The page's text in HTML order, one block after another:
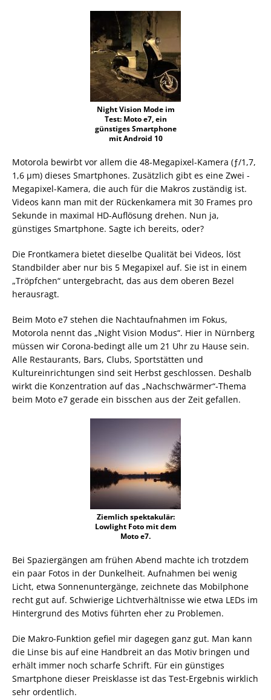
Night Vision Mode im
Test: Moto e7, ein
günstiges Smartphone
mit Android 10
Motorola bewirbt vor allem die 48-Megapixel-Kamera (ƒ/1,7,
1,6 µm) dieses Smartphones. Zusätzlich gibt es eine Zwei -
Megapixel-Kamera, die auch für die Makros zuständig ist.
Videos kann man mit der Rückenkamera mit 30 Frames pro
Sekunde in maximal HD-Auflösung drehen. Nun ja,
günstiges Smartphone. Sagte ich bereits, oder?
Die Frontkamera bietet dieselbe Qualität bei Videos, löst
Standbilder aber nur bis 5 Megapixel auf. Sie ist in einem
„Tröpfchen“ untergebracht, das aus dem oberen Bezel
herausragt.
Beim Moto e7 stehen die Nachtaufnahmen im Fokus,
Motorola nennt das „Night Vision Modus“. Hier in Nürnberg
müssen wir Corona-bedingt alle um 21 Uhr zu Hause sein.
Alle Restaurants, Bars, Clubs, Sportstätten und
Kultureinrichtungen sind seit Herbst geschlossen. Deshalb
wirkt die Konzentration auf das „Nachschwärmer“-Thema
beim Moto e7 gerade ein bisschen aus der Zeit gefallen.
Ziemlich spektakulär:
Lowlight Foto mit dem
Moto e7.
Bei Spaziergängen am frühen Abend machte ich trotzdem
ein paar Fotos in der Dunkelheit. Aufnahmen bei wenig
Licht, etwa Sonnenuntergänge, zeichnete das Mobilphone
recht gut auf. Schwierige Lichtverhältnisse wie etwa LEDs im
Hintergrund des Motivs führten eher zu Problemen.
Die Makro-Funktion gefiel mir dagegen ganz gut. Man kann
die Linse bis auf eine Handbreit an das Motiv bringen und
erhält immer noch scharfe Schrift. Für ein günstiges
Smartphone dieser Preisklasse ist das Test-Ergebnis wirklich
sehr ordentlich.